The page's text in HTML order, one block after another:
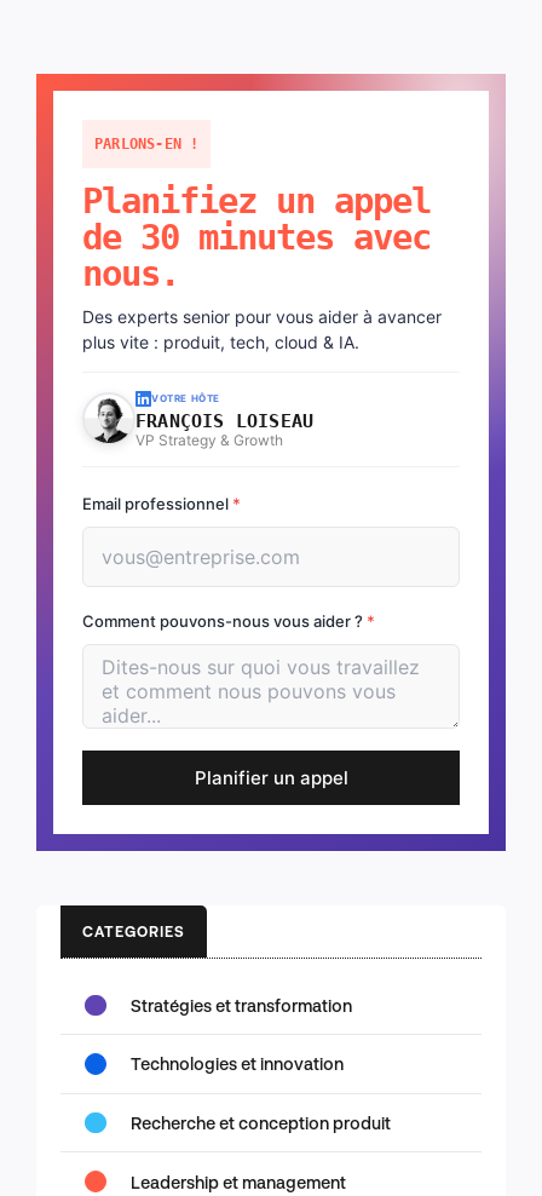
PARLONS-EN !
Planifiez un appel
de 30 minutes avec
nous.
Des experts senior pour vous aider à avancer
plus vite : produit, tech, cloud & IA.
VOTRE HÔTE
FRANÇOIS LOISEAU
VP Strategy & Growth
Email professionnel *
Comment pouvons-nous vous aider ? *
Planifier un appel
CATEGORIES
Stratégies et transformation
Technologies et innovation
Recherche et conception produit
Leadership et management